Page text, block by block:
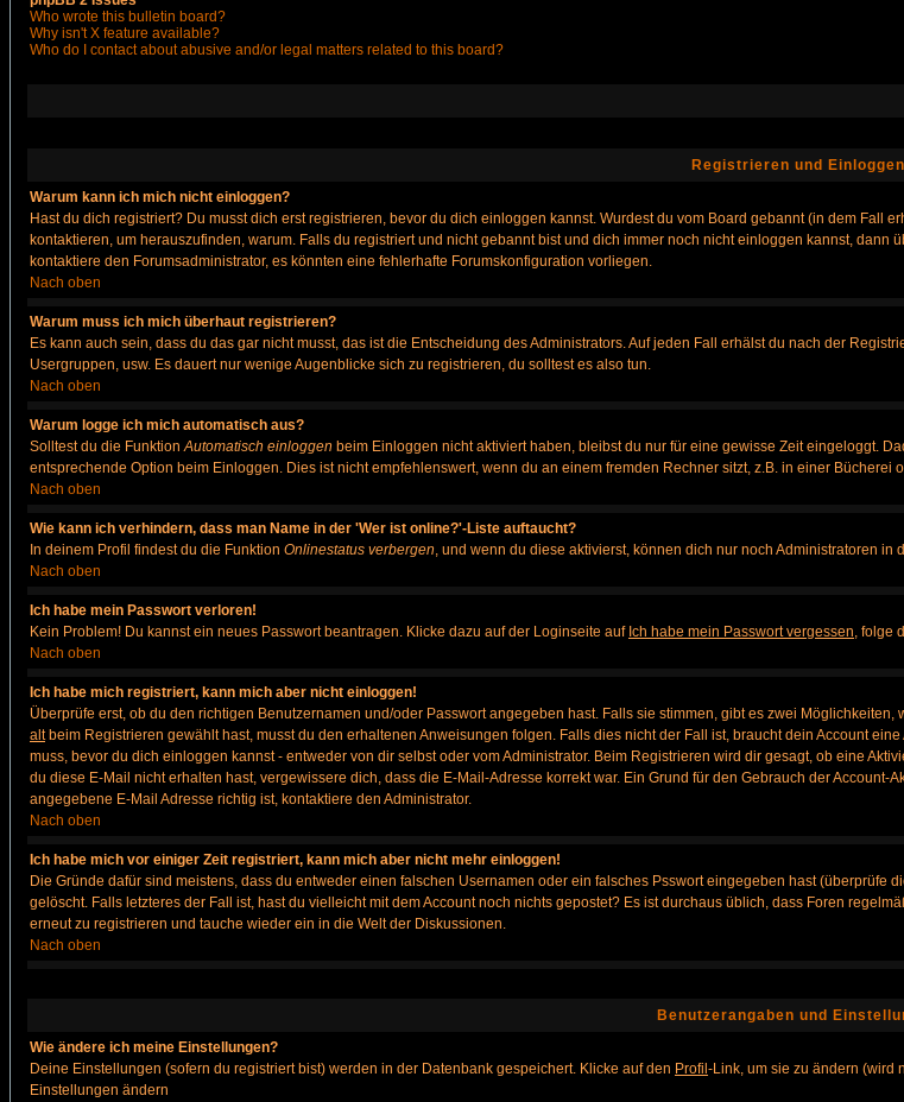
Who wrote this bulletin board?
Why isn't X feature available?
Who do I contact about abusive and/or legal matters related to this board?
Registrieren und Einloggen
Warum kann ich mich nicht einloggen?
Hast du dich registriert? Du musst dich erst registrieren, bevor du dich einloggen kannst. Wurdest du vom Board gebannt (in dem Fall
kontaktieren, um herauszufinden, warum. Falls du registriert und nicht gebannt bist und dich immer noch nicht einloggen kannst,
kontaktiere den Forumsadministrator, es könnten eine fehlerhafte Forumskonfiguration vorliegen.
Nach oben
Warum muss ich mich überhaut registrieren?
Es kann auch sein, dass du das gar nicht musst, das ist die Entscheidung des Administrators. Auf jeden Fall erhälst du nach der
Usergruppen, usw. Es dauert nur wenige Augenblicke sich zu registrieren, du solltest es also tun.
Nach oben
Warum logge ich mich automatisch aus?
Solltest du die FunktionAutomatisch einloggen beim Einloggen nicht aktiviert haben, bleibst du nur für eine gewisse Zeit eingeloggt.
entsprechende Option beim Einloggen. Dies ist nicht empfehlenswert, wenn du an einem fremden Rechner sitzt, z.B. in einer Bücherei
Nach oben
Wie kann ich verhindern, dass man Name in der 'Wer ist online?'-Liste auftaucht?
In deinem Profil findest du die Funktion Onlinestatus verbergen, und wenn du diese aktivierst, können dich nur noch Administratoren in
Nach oben
Ich habe mein Passwort verloren!
Kein Problem! Du kannst ein neues Passwort beantragen. Klicke dazu auf der Loginseite auf Ich habe mein Passwort vergessen, folge
Nach oben
Ich habe mich registriert, kann mich aber nicht einloggen!
Überprüfe erst, ob du den richtigen Benutzernamen und/oder Passwort angegeben hast. Falls sie stimmen, gibt es zwei
altbeim Registrieren gewählt hast, musst du den erhaltenen Anweisungen folgen. Falls dies nicht der Fall ist, braucht dein Account
muss, bevor du dich einloggen kannst - entweder von dir selbst oder vom Administrator. Beim Registrieren wird dir gesagt, ob eine
du diese E-Mail nicht erhalten hast, vergewissere dich, dass die E-Mail-Adresse korrekt war. Ein Grund für den Gebrauch der
angegebene E-Mail Adresse richtig ist, kontaktiere den Administrator.
Nach oben
Ich habe mich vor einiger Zeit registriert, kann mich aber nicht mehr einloggen!
Die Gründe dafür sind meistens, dass du entweder einen falschen Usernamen oder ein falsches Psswort eingegeben hast (überprüfe
gelöscht. Falls letzteres der Fall ist, hast du vielleicht mit dem Account noch nichts gepostet? Es ist durchaus üblich, dass Foren
erneut zu registrieren und tauche wieder ein in die Welt der Diskussionen.
Nach oben
Benutzerangaben und
Wie ändere ich meine Einstellungen?
Deine Einstellungen (sofern du registriert bist) werden in der Datenbank gespeichert. Klicke auf den Profil -Link, um sie zu ändern (wird
Einstellungen ändern